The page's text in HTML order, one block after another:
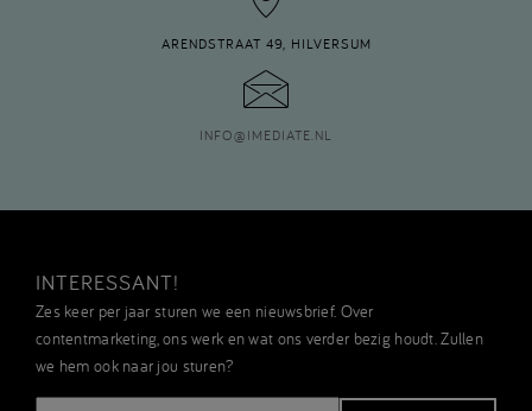
ARENDSTRAAT 49, HILVERSUM
INFO@ IMEDIATE.NL
INTERESSANT!
Zes keer per jaar sturen we een nieuwsbrief. Over
contentmarketing, ons werk en wat ons verder bezig houdt. Zullen
we hem ook naar jou sturen?